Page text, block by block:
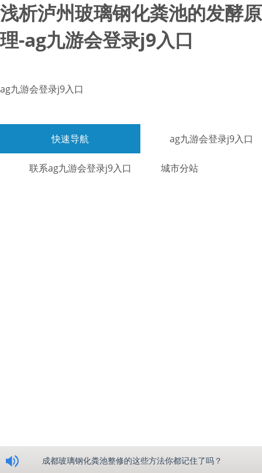
浅析泸州玻璃钢化粪池的发酵原
理-ag九游会登录j9入口
ag九游会登录j9入口
快速导航 ag九游会登录j9入口
联系ag九游会登录j9入口 城市分站
成都玻璃钢化粪池整修的这些方法你都记住了吗？